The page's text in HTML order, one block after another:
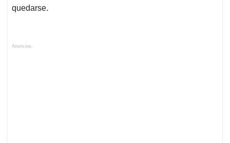
quedarse.
Anuncios.